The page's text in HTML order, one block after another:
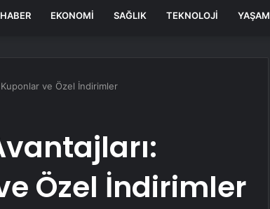
HABER EKONOMI SAĞLIK TEKNOLOJI YAŞAM
Kuponlar ve Özel İndirimler
Özel İndirimler